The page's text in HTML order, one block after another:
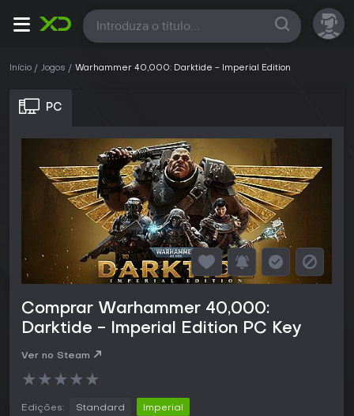
Todas
Início Jogos Warhammer 40,000: Darktide - Imperial Edition
PC
Comprar Warhammer 40,000:
Darktide - Imperial Edition PC Key
Ver no Steam
★★★★★
Edições: Standard Imperial